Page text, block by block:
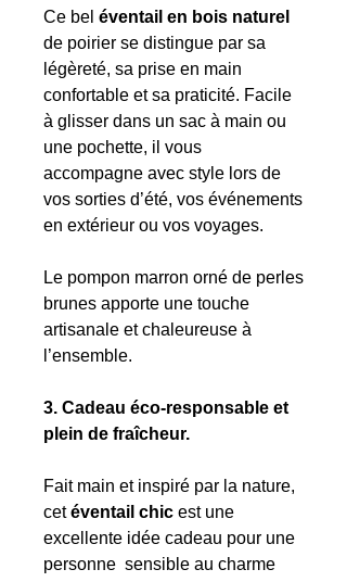
Ce bel éventail en bois naturel
de poirier se distingue par sa
légèreté, sa prise en main
confortable et sa praticité. Facile
à glisser dans un sac à main ou
une pochette, il vous
accompagne avec style lors de
vos sorties d’été, vos événements
en extérieur ou vos voyages.
Le pompon marron orné de perles
brunes apporte une touche
artisanale et chaleureuse à
l’ensemble.
3. Cadeau éco-responsable et
plein de fraîcheur.
Fait main et inspiré par la nature,
cetéventail chic est une
excellente idée cadeau pour une
personne sensible au charme